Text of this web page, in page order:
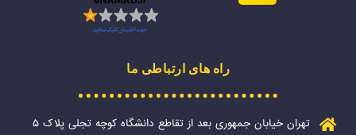
راه های ارتباطی ما
تهران خیابان جمهوری بعد از تقاطع دانشگاه کوچه تجلی پلاک ۵